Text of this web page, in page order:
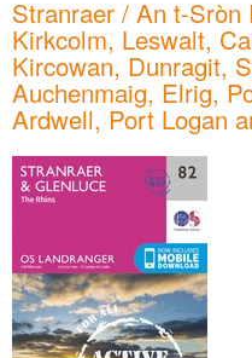
Stranraer / An t-Sròn
Kirkcolm, Leswalt,
Kircowan, Dunragit,
Auchenmaig, Elrig,
Ardwell, Port Logan